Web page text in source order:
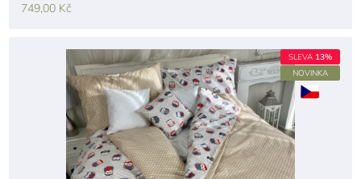
749,00 Kč
SLEVA 13%
NOVINKA